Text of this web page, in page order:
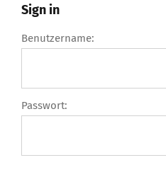
Sign in
Benutzername:
Passwort: